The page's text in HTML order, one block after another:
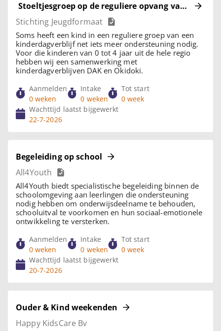
Stoeltjesgroep op de reguliere opvang van DAK en
Stichting Jeugdformaat
Soms heeft een kind in een reguliere groep van een
kinderdagverblijf net iets meer ondersteuning nodig.
Voor die kinderen van 0 tot 4 jaar uit de hele regio
hebben wij een samenwerking met
kinderdagverblijven DAK en Okidoki.
Aanmelden
0 weken
Intake
0 weken
Tot start
0 week
Wachttijd laatst bijgewerkt
22-7-2026
Begeleiding op school
All4Youth
All4Youth biedt specialistische begeleiding binnen de
schoolomgeving aan leerlingen die ondersteuning
nodig hebben om onderwijsdeelname te behouden,
schooluitval te voorkomen en hun sociaal-emotionele
ontwikkeling te versterken.
Aanmelden
0 weken
Intake
0 weken
Tot start
0 week
Wachttijd laatst bijgewerkt
20-7-2026
Ouder & Kind weekenden
Happy KidsCare Bv